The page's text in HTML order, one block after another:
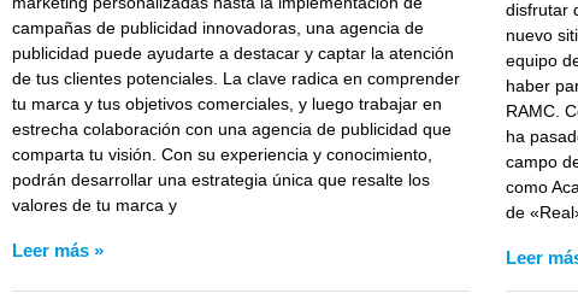
campañas de publicidad innovadoras, una agencia de
publicidad puede ayudarte a destacar y captar la atención
de tus clientes potenciales. La clave radica en comprender
tu marca y tus objetivos comerciales, y luego trabajar en
estrecha colaboración con una agencia de publicidad que
comparta tu visión. Con su experiencia y conocimiento,
podrán desarrollar una estrategia única que resalte los
valores de tu marca y
Leer más »
disfrutar
nuevo
equipo
haber
RAMC.
ha
campo
como
de
Leer